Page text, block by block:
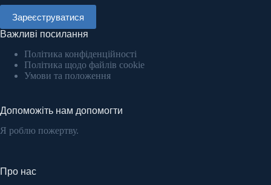
Важливі посилання
Політика конфіденційності
Політика щодо файлів cookie
Умови та положення
Допоможіть нам допомогти
Я роблю пожертву.
Про нас